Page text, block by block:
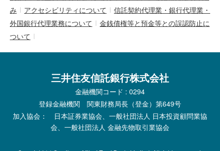
み
アクセシビリティについて
信託契約代理業・銀行代理業・
外国銀行代理業務について
金銭債権等と預金等との誤認防止に
ついて
三井住友信託銀行株式会社
金融機関コード : 0294
登録金融機関 関東財務局長（登金）第649号
加入協会： 日本証券業協会、一般社団法人 日本投資顧問業協
会、一般社団法人 金融先物取引業協会